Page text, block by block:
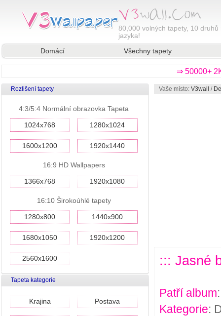
80,000 volných tapety, 10 druhů
jazyka!
Domácí
Všechny tapety
⇒ 50000+
Rozlišení tapety
4:3/5:4 Normální obrazovka Tapeta
1024x768 1280x1024
1600x1200 1920x1440
16:9 HD Wallpapers
1366x768 1920x1080
16:10 Širokoúhlé tapety
1280x800 1440x900
1680x1050 1920x1200
2560x1600
Tapeta kategorie
Krajina Postava
Vaše místo: V3wall /
::: Jasné
Patří album
Kategorie: